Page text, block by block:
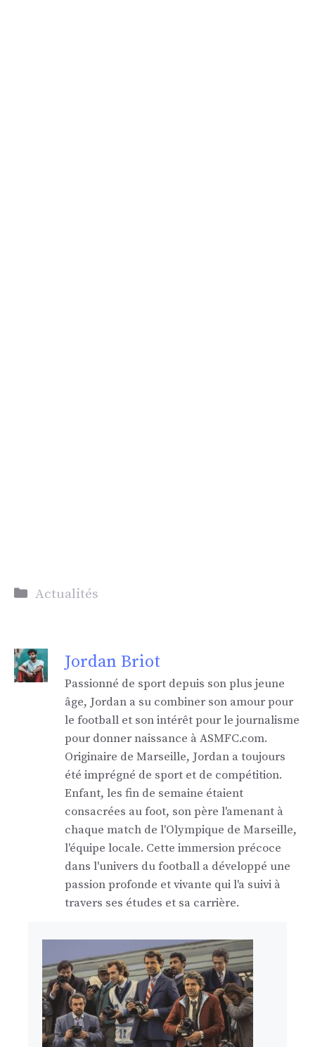
Catégories
Actualités
Jordan Briot
Passionné de sport depuis son plus jeune
âge, Jordan a su combiner son amour pour
le football et son intérêt pour le journalisme
pour donner naissance à ASMFC.com.
Originaire de Marseille, Jordan a toujours
été imprégné de sport et de compétition.
Enfant, les fin de semaine étaient
consacrées au foot, son père l'amenant à
chaque match de l'Olympique de Marseille,
l'équipe locale. Cette immersion précoce
dans l'univers du football a développé une
passion profonde et vivante qui l'a suivi à
travers ses études et sa carrière.